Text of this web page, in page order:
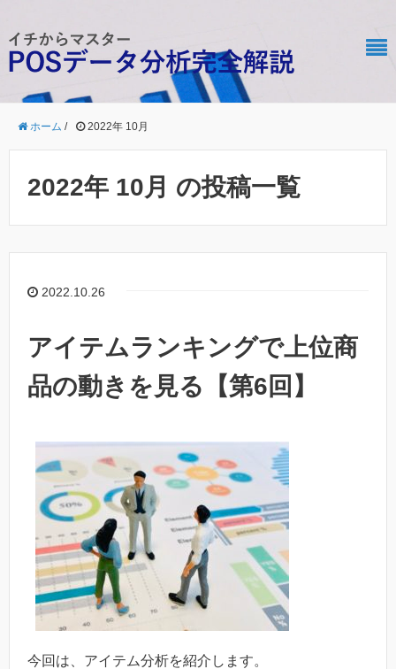
ホーム / 2022年 10月
2022年 10月 の投稿一覧
2022.10.26
アイテムランキングで上位商
品の動きを見る【第6回】
今回は、アイテム分析を紹介します。